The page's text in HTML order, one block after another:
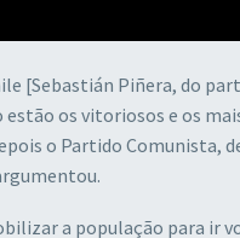
[Sebastián Piñera, do
os vitoriosos e os
o Partido Comunista,
a população para ir